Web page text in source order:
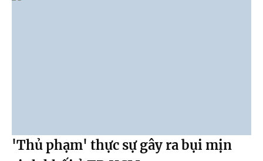
'Thủ phạm' thực sự gây ra bụi mịn